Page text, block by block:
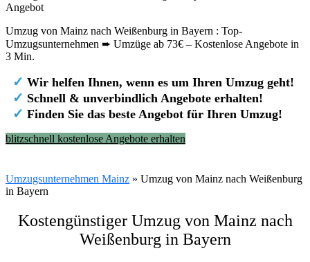
Angebot
Umzug von Mainz nach Weißenburg in Bayern : Top-
Umzugsunternehmen ➨ Umzüge ab 73€ – Kostenlose Angebote in
3 Min.
✓ Wir helfen Ihnen, wenn es um Ihren Umzug geht!
✓ Schnell & unverbindlich Angebote erhalten!
✓ Finden Sie das beste Angebot für Ihren Umzug!
blitzschnell kostenlose Angebote erhalten
Umzugsunternehmen Mainz » Umzug von Mainz nach Weißenburg
in Bayern
Kostengünstiger Umzug von Mainz nach
Weißenburg in Bayern